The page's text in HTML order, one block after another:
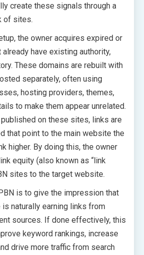
create these signals through a
of sites.
the owner acquires expired or
have existing authority,
These domains are rebuilt with
separately, often using
hosting providers, themes,
to make them appear unrelated.
on these sites, links are
that point to the main website the
higher. By doing this, the owner
equity (also known as “link
sites to the target website.
is to give the impression that
naturally earning links from
sources. If done effectively, this
keyword rankings, increase
drive more traffic from search